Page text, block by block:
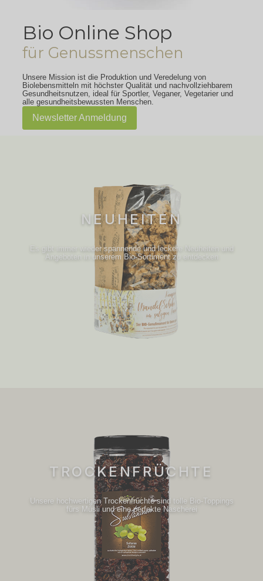
Bio Online Shop
für Genussmenschen
Unsere Mission ist die Produktion und Veredelung von
Biolebensmitteln mit höchster Qualität und nachvollziehbarem
Gesundheitsnutzen, ideal für Sportler, Veganer, Vegetarier und
alle gesundheitsbewussten Menschen.
Newsletter Anmeldung
NEUHEITEN
Es gibt immer wieder spannende und leckere Neuheiten und
Angeboten in unserem Bio-Sortiment zu entdecken
TROCKENFRÜCHTE
Unsere hochwertigen Trockenfrüchte sind tolle Bio-Toppings
fürs Müsli und eine perfekte Nascherei